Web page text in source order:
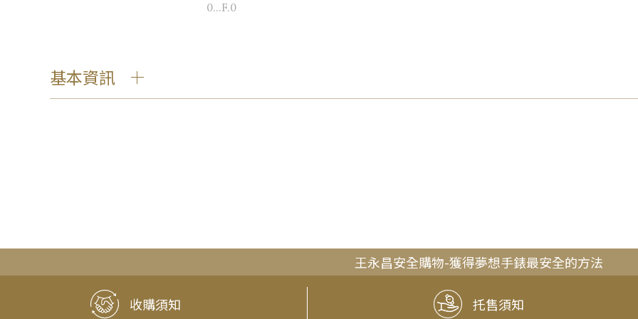
0...F.0
基本資訊
王永昌安全購物-獲得夢想手錶最安全的方法
收購須知 托售須知